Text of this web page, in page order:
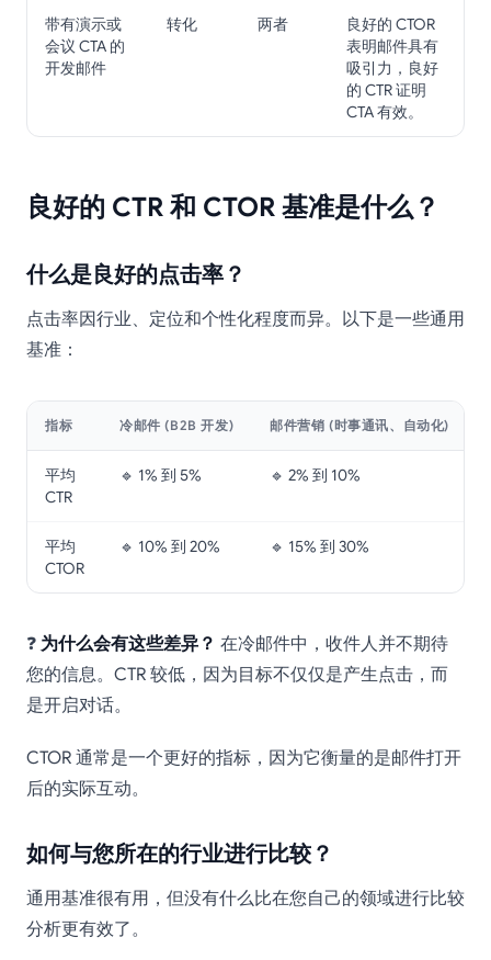
带有演示或
会议 CTA 的
开发邮件
转化 两者
良好的 CTOR
表明邮件具有
吸引力，良好
的 CTR 证明
CTA 有效。
良好的 CTR 和 CTOR 基准是什么？
什么是良好的点击率？
点击率因行业、定位和个性化程度而异。以下是一些通用
基准：
指标 冷邮件 (B2B 开发) 邮件营销 (时事通讯、自动化)
平均
CTR
🔹 1% 到 5% 🔹 2% 到 10%
平均
CTOR
🔹 10% 到 20% 🔹 15% 到 30%
❓ 为什么会有这些差异？ 在冷邮件中，收件人并不期待
您的信息。CTR 较低，因为目标不仅仅是产生点击，而
是开启对话。
CTOR 通常是一个更好的指标，因为它衡量的是邮件打开
后的实际互动。
如何与您所在的行业进行比较？
通用基准很有用，但没有什么比在您自己的领域进行比较
分析更有效了。